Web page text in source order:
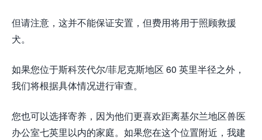
但请注意，这并不能保证安置，但费用将用于照顾救援
犬。
如果您位于斯科茨代尔/菲尼克斯地区 60 英里半径之外，
我们将根据具体情况进行审查。
您也可以选择寄养，因为他们更喜欢距离基尔兰地区兽医
办公室七英里以内的家庭。如果您在这个位置附近，我建